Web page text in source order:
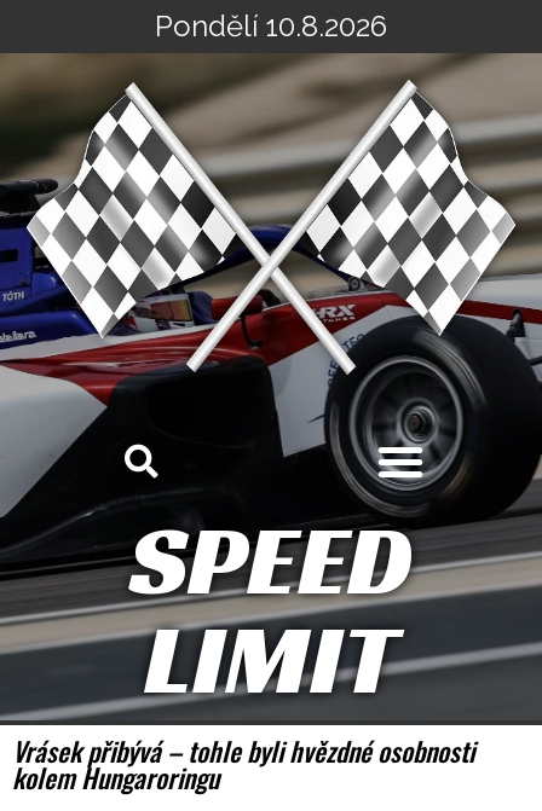
na
Pondělí 10.8.2026
SPEED
LIMIT
Vrásek přibývá – tohle byli hvězdné osobnosti
kolem Hungaroringu